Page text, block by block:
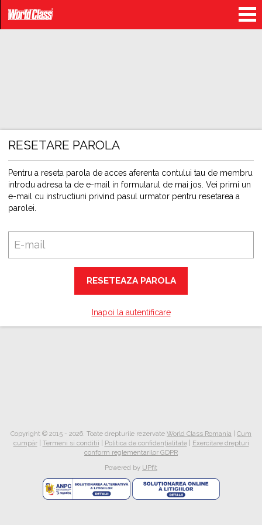
RESETARE PAROLA
Pentru a reseta parola de acces aferenta contului tau de membru
introdu adresa ta de e-mail in formularul de mai jos. Vei primi un
e-mail cu instructiuni privind pasul urmator pentru resetarea a
parolei.
mail
RESETEAZA PAROLA
Inapoi la autentificare
Copyright © 2015 - 2026. Toate drepturile rezervate World Class Romania | Cum
cumpăr| Termeni si conditii | Politica de confidențialitate| Exercitare drepturi
conform reglementarilor GDPR
Powered by UPfit